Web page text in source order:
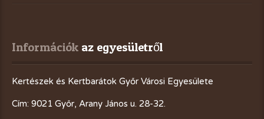
Információk az egyesületről
Kertészek és Kertbarátok Győr Városi Egyesülete
Cím: 9021 Győr, Arany János u. 28-32.